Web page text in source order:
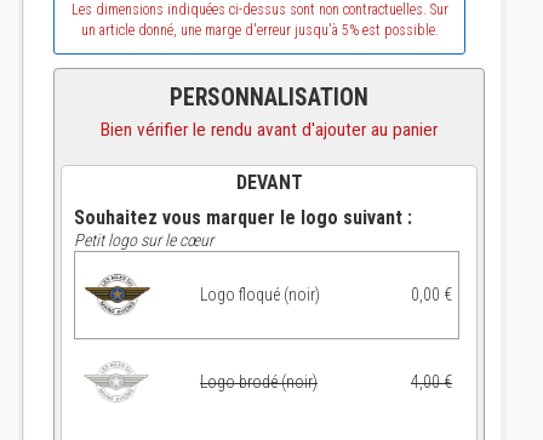
Les dimensions indiquées ci-dessus sont non contractuelles. Sur
un article donné, une marge d'erreur jusqu'à 5% est possible.
PERSONNALISATION
Bien vérifier le rendu avant d'ajouter au panier
DEVANT
Souhaitez vous marquer le logo suivant :
Petit logo sur le cœur
Logo floqué (noir) 0,00 €
Logo brodé (noir) 4,00 €